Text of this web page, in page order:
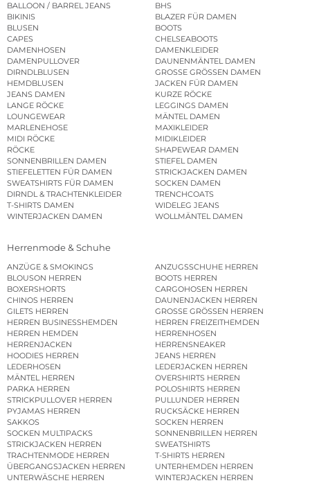
BALLOON / BARREL JEANS
BHS
BIKINIS
BLAZER FÜR DAMEN
BLUSEN
BOOTS
CAPES
CHELSEABOOTS
DAMENHOSEN
DAMENKLEIDER
DAMENPULLOVER
DAUNENMÄNTEL DAMEN
DIRNDLBLUSEN
GROSSE GRÖSSEN DAMEN
HEMDBLUSEN
JACKEN FÜR DAMEN
JEANS DAMEN
KURZE RÖCKE
LANGE RÖCKE
LEGGINGS DAMEN
LOUNGEWEAR
MÄNTEL DAMEN
MARLENEHOSE
MAXIKLEIDER
MIDI RÖCKE
MIDIKLEIDER
RÖCKE
SHAPEWEAR DAMEN
SONNENBRILLEN DAMEN
STIEFEL DAMEN
STIEFELETTEN FÜR DAMEN
STRICKJACKEN DAMEN
SWEATSHIRTS FÜR DAMEN
SOCKEN DAMEN
DIRNDL & TRACHTENKLEIDER
TRENCHCOATS
T-SHIRTS DAMEN
WIDELEG JEANS
WINTERJACKEN DAMEN
WOLLMÄNTEL DAMEN
Herrenmode & Schuhe
ANZÜGE & SMOKINGS
ANZUGSSCHUHE HERREN
BLOUSON HERREN
BOOTS HERREN
BOXERSHORTS
CARGOHOSEN HERREN
CHINOS HERREN
DAUNENJACKEN HERREN
GILETS HERREN
GROSSE GRÖSSEN HERREN
HERREN BUSINESSHEMDEN
HERREN FREIZEITHEMDEN
HERREN HEMDEN
HERRENHOSEN
HERRENJACKEN
HERRENSNEAKER
HOODIES HERREN
JEANS HERREN
LEDERHOSEN
LEDERJACKEN HERREN
MÄNTEL HERREN
OVERSHIRTS HERREN
PARKA HERREN
POLOSHIRTS HERREN
STRICKPULLOVER HERREN
PULLUNDER HERREN
PYJAMAS HERREN
RUCKSÄCKE HERREN
SAKKOS
SOCKEN HERREN
SOCKEN MULTIPACKS
SONNENBRILLEN HERREN
STRICKJACKEN HERREN
SWEATSHIRTS
TRACHTENMODE HERREN
T-SHIRTS HERREN
ÜBERGANGSJACKEN HERREN
UNTERHEMDEN HERREN
UNTERWÄSCHE HERREN
WINTERJACKEN HERREN